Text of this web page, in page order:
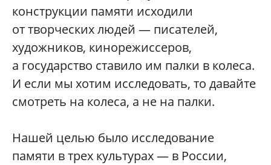
конструкции памяти исходили
от творческих людей — писателей,
художников, кинорежиссеров,
а государство ставило им палки в колеса.
И если мы хотим исследовать, то давайте
смотреть на колеса, а не на палки.
Нашей целью было исследование
памяти в трех культурах — в России,